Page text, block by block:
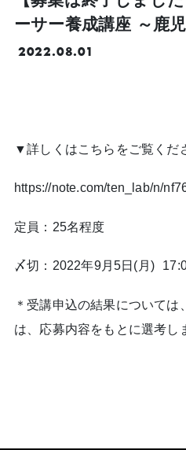
ーサー養成講座 ～鹿
2022.08.01
▼詳しくはこちらをご覧くだ
https://note.com/ten_lab/n/
定員：25名程度
〆切：2022年9月5日(月)
＊受講申込の結果について
は、応募内容をもとに選考し